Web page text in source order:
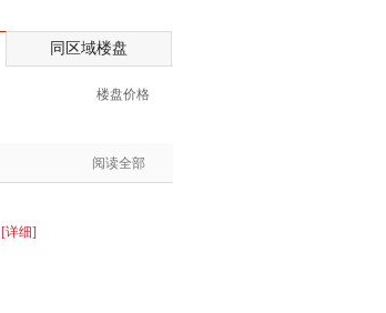
同区域楼盘
楼盘价格
阅读全部
[详细]